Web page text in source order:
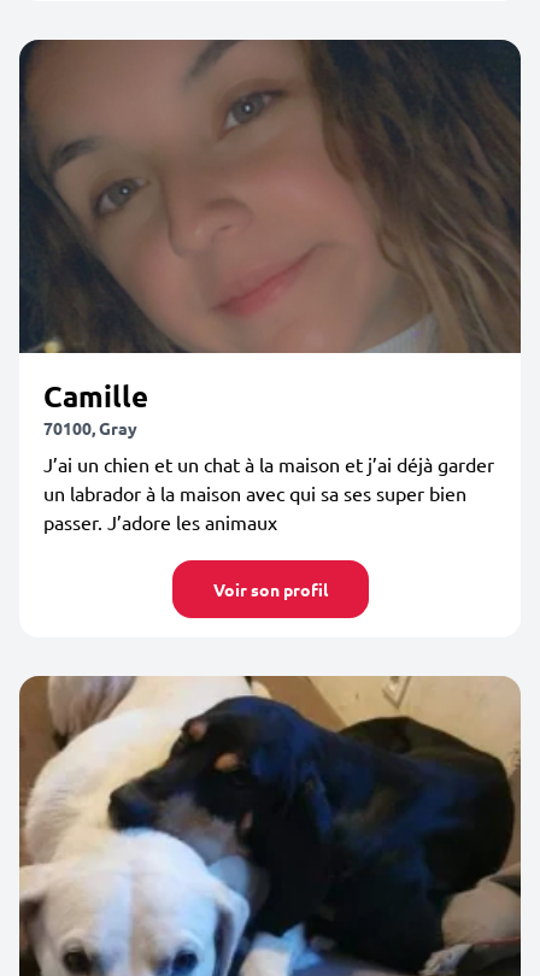
Camille
70100, Gray
J’ai un chien et un chat à la maison et j’ai déjà garder
un labrador à la maison avec qui sa ses super bien
passer. J’adore les animaux
Voir son profil